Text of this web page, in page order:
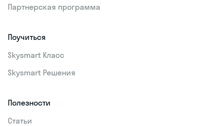
Партнерская программа
Поучиться
Skysmart Класс
Skysmart Решения
Полезности
Статьи